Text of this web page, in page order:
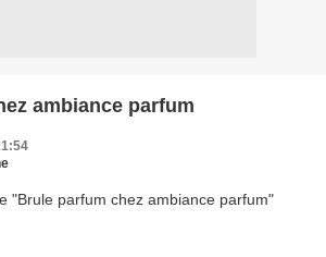
ambiance parfum